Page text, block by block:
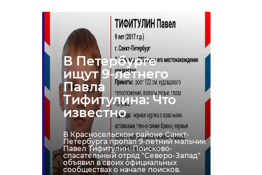
В Петербурге
ищут 9-летнего
Павла
Тифитулина: Что
известно
В Красносельском районе Санкт-
Петербурга пропал 9-летний мальчик
Павел Тифитулин. Поисково-
спасательный отряд "Северо-Запад"
объявил в своих официальных
сообществах о начале поисков.